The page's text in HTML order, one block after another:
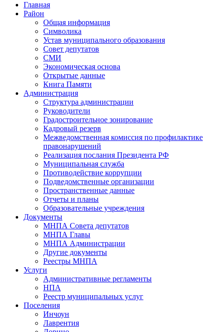
Главная
Район
Общая информация
Символика
Устав муниципального образования
Совет депутатов
СМИ
Экономическая основа
Открытые данные
Книга Памяти
Администрация
Структура администрации
Руководители
Градостроительное зонирование
Кадровый резерв
Межведомственная комиссия по профилактике
правонарушений
Реализация послания Президента РФ
Муниципальная служба
Противодействие коррупции
Подведомственные организации
Пространственные данные
Отчеты и планы
Образовательные учреждения
Документы
МНПА Совета депутатов
МНПА Главы
МНПА Администрации
Другие документы
Реестры МНПА
Услуги
Административные регламенты
НПА
Реестр муниципальных услуг
Поселения
Инчоун
Лаврентия